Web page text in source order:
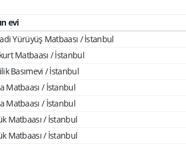
evi
Yürüyüş Matbaası / İstanbul
Matbaası / İstanbul
Basımevi / İstanbul
Matbaası / İstanbul
Matbaası / İstanbul
Matbaası / İstanbul
Matbaası / İstanbul